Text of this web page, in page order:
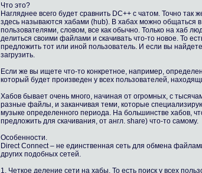
Что это?
Нагляднее всего будет сравнить DC++ с чатом. Точно
здесь называются хабами (hub). В хабах можно
пользователями, словом, все как обычно. Только на хаб
делиться своими файлами и скачивать что-то новое. То
предложить тот или иной пользователь. И если вы
загрузить.
Если же вы ищете что-то конкретное, например,
который будет произведен у всех пользователей,
Хабов бывает очень много, начиная от огромных, с
разные файлы, и заканчивая теми, которые
музыке определенного периода. На большинстве хабов,
предложить для скачивания, от англ. share) что-то самому.
Особенности.
Direct Connect – не единственная сеть для обмена
других подобных сетей.
1. Четкое деление сети на хабы. То есть поиск у всех